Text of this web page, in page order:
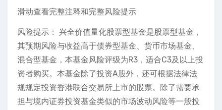
滑动查看完整注释和完整风险提示
风险提示： 兴全价值量化股票型基金是股票型基金，
其预期风险与收益高于债券型基金、货币市场基金、
混合型基金，本基金风险评级为R3，适合C3及以上投
资者购买。本基金除了投资A股外，还可根据法律法
规规定投资香港联合交易所上市的股票。除了需要承
担与境内证券投资基金类似的市场波动风险等一般投